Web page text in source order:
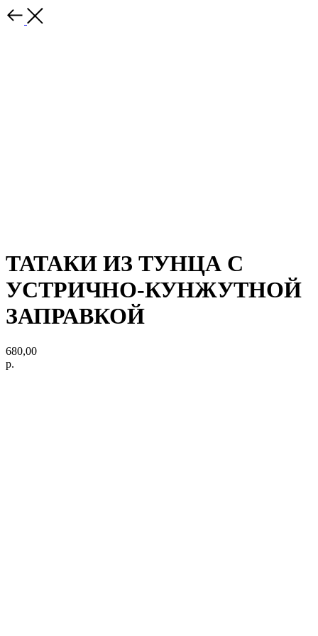
ТАТАКИ ИЗ ТУНЦА С
УСТРИЧНО-КУНЖУТНОЙ
ЗАПРАВКОЙ
680,00
р.